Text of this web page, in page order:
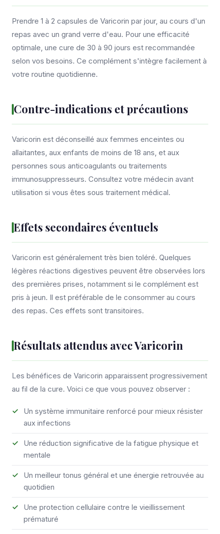
Prendre 1 à 2 capsules de Varicorin par jour, au cours d'un
repas avec un grand verre d'eau. Pour une efficacité
optimale, une cure de 30 à 90 jours est recommandée
selon vos besoins. Ce complément s'intègre facilement à
votre routine quotidienne.
Contre-indications et précautions
Varicorin est déconseillé aux femmes enceintes ou
allaitantes, aux enfants de moins de 18 ans, et aux
personnes sous anticoagulants ou traitements
immunosuppresseurs. Consultez votre médecin avant
utilisation si vous êtes sous traitement médical.
Effets secondaires éventuels
Varicorin est généralement très bien toléré. Quelques
légères réactions digestives peuvent être observées lors
des premières prises, notamment si le complément est
pris à jeun. Il est préférable de le consommer au cours
des repas. Ces effets sont transitoires.
Résultats attendus avec Varicorin
Les bénéfices de Varicorin apparaissent progressivement
au fil de la cure. Voici ce que vous pouvez observer :
Un système immunitaire renforcé pour mieux résister
aux infections
Une réduction significative de la fatigue physique et
mentale
Un meilleur tonus général et une énergie retrouvée au
quotidien
Une protection cellulaire contre le vieillissement
prématuré